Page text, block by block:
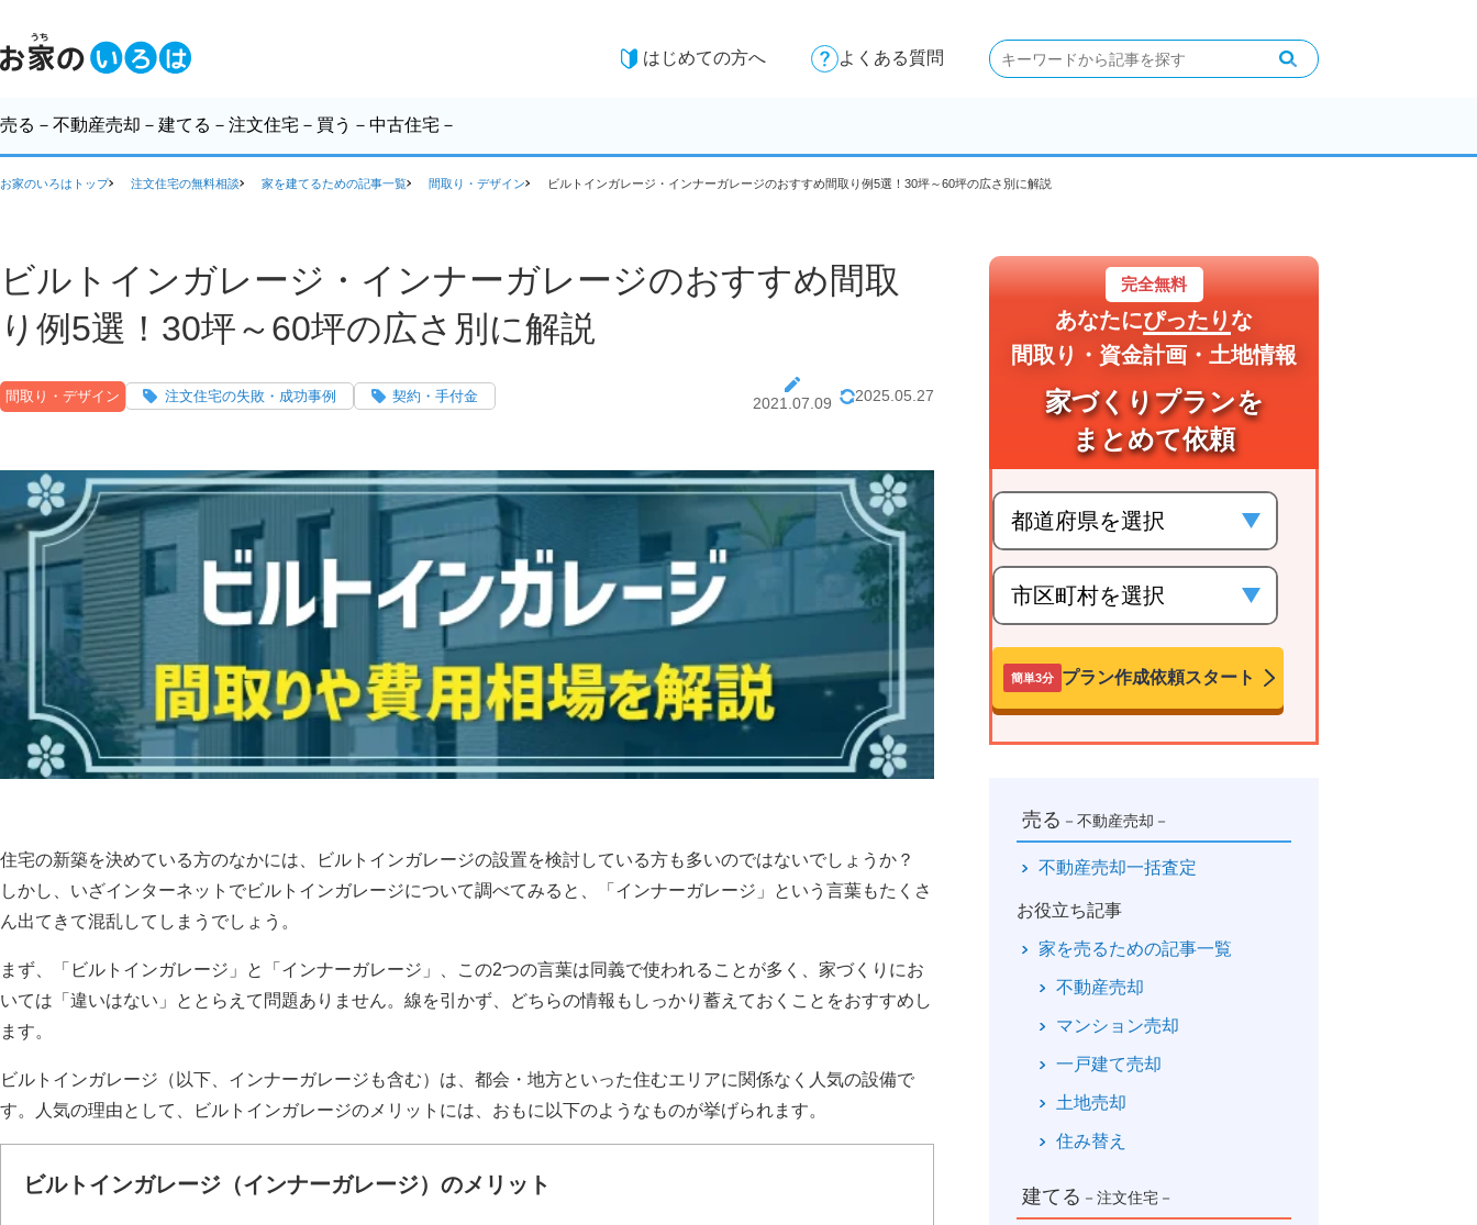
はじめての方へ よくある質問
売る －不動産売却－ 建てる －注文住宅－ 買う －中古住宅－
お家のいろはトップ 注文住宅の無料相談 家を建てるための記事一覧 間取り・デザイン ビルトインガレージ・インナーガレージのおすすめ間取り例5選！30坪～60坪の広さ別に解説
ビルトインガレージ・インナーガレージのおすすめ間取
り例5選！30坪～60坪の広さ別に解説
間取り・デザイン 注文住宅の失敗・成功事例 契約・手付金 2021.07.09 2025.05.27
住宅の新築を決めている方のなかには、ビルトインガレージの設置を検討している方も多いのではないでしょうか？
しかし、いざインターネットでビルトインガレージについて調べてみると、「インナーガレージ」という言葉もたくさ
ん出てきて混乱してしまうでしょう。
まず、「ビルトインガレージ」と「インナーガレージ」、この2つの言葉は同義で使われることが多く、家づくりにお
いては「違いはない」ととらえて問題ありません。線を引かず、どちらの情報もしっかり蓄えておくことをおすすめし
ます。
ビルトインガレージ（以下、インナーガレージも含む）は、都会・地方といった住むエリアに関係なく人気の設備で
す。人気の理由として、ビルトインガレージのメリットには、おもに以下のようなものが挙げられます。
ビルトインガレージ（インナーガレージ）のメリット
完全無料
あなたにぴったり な
間取り・資金計画・土地情報
家づくりプランを
まとめて依頼
簡単3分 プラン作成依頼スタート
売る －不動産売却－
不動産売却一括査定
お役立ち記事
家を売るための記事一覧
不動産売却
マンション売却
一戸建て売却
土地売却
住み替え
建てる －注文住宅－